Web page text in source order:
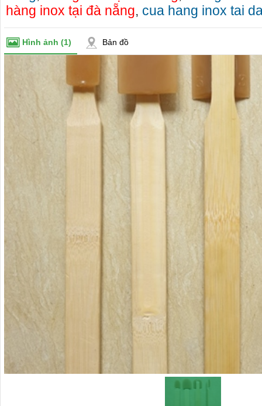
hàng inox tại đà nẵng, cua hang inox tai
Hình ảnh (1) Bản đồ